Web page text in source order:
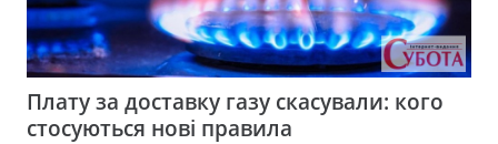
Плату за доставку газу скасували: кого
стосуються нові правила